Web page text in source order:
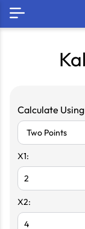
Calculate
X1:
X2: